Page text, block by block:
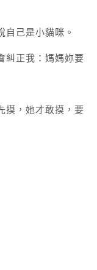
自己是小貓咪。
糾正我：媽媽妳要
摸，她才敢摸，要